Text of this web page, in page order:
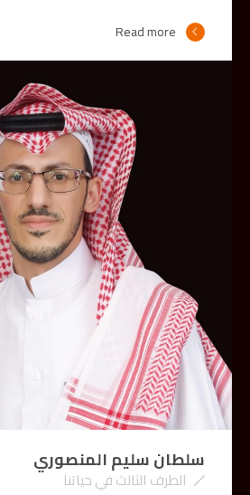
Read more
سلطان سليم المنصوري
الطرف الثالث في حياتنا